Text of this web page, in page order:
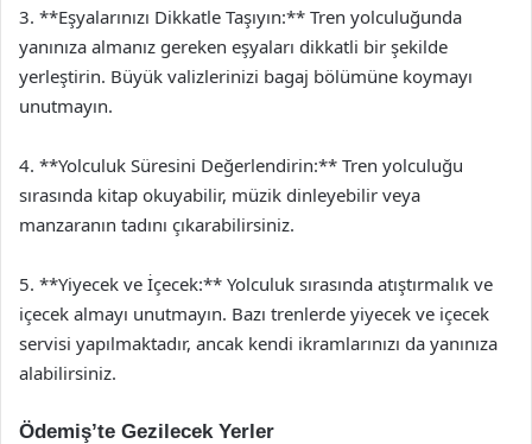
3. **Eşyalarınızı Dikkatle Taşıyın:** Tren yolculuğunda
yanınıza almanız gereken eşyaları dikkatli bir şekilde
yerleştirin. Büyük valizlerinizi bagaj bölümüne koymayı
unutmayın.
4. **Yolculuk Süresini Değerlendirin:** Tren yolculuğu
sırasında kitap okuyabilir, müzik dinleyebilir veya
manzaranın tadını çıkarabilirsiniz.
5. **Yiyecek ve İçecek:** Yolculuk sırasında atıştırmalık ve
içecek almayı unutmayın. Bazı trenlerde yiyecek ve içecek
servisi yapılmaktadır, ancak kendi ikramlarınızı da yanınıza
alabilirsiniz.
Ödemiş’te Gezilecek Yerler